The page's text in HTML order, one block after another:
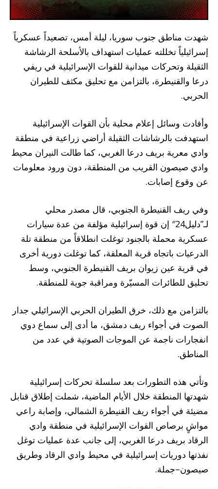
شهدت مناطق جنوب سوريا، ليلة أمس، تصعيداً عسكرياً
إسرائيلياً تخللته عمليات استهداف بالأسلحة الرشاشة
الثقيلة وتحركات ميدانية للقوات الإسرائيلية في ريفي
درعا والقنيطرة، بالتزامن مع تحليق مكثف للطيران
الحربي.
وأفادت وسائل إعلام محلية بأن القوات الإسرائيلية
استهدفت بالرشاشات الثقيلة أراضي زراعية في منطقة
وادي معرية بريف درعا الغربي، كما طالت النيران محيط
وادي صيصون القريب من المنطقة، دون ورود معلومات
عن وقوع إصابات.
وفي ريف القنيطرة الجنوبي، قال مصدر محلي
لـ”دليل24″ إن قوة إسرائيلية مؤلفة من عدة سيارات
عسكرية محملة بالجنود توغلت انطلاقاً من منطقة تلة
الدرعيات باتجاه قرية المعلقة، كما توغلت دورية أخرى
في قرية عين زيوان بريف القنيطرة الجنوبي، وسط
تحليق للطائرات المسيّرة ومراقبة جوية للمنطقة.
بالتزامن مع ذلك، خرق الطيران الحربي الإسرائيلي جدار
الصوت في أجواء ريف دمشق، ما أدى إلى سماع دوي
انفجارات ناجمة عن الموجات الصوتية في عدد من
المناطق.
وتأتي هذه التطورات بعد سلسلة تحركات إسرائيلية
شهدتها المنطقة خلال الأيام الماضية، شملت إطلاق قنابل
مضيئة في أجواء ريف القنيطرة الشمالي، وإصابة راعي
مواشٍ برصاص القوات الإسرائيلية في منطقة وادي
الرقاد بريف درعا الغربي، إلى جانب عدة عمليات توغل
نفذتها دوريات إسرائيلية في محيط وادي الرقاد وطريق
صيصون–جملة.